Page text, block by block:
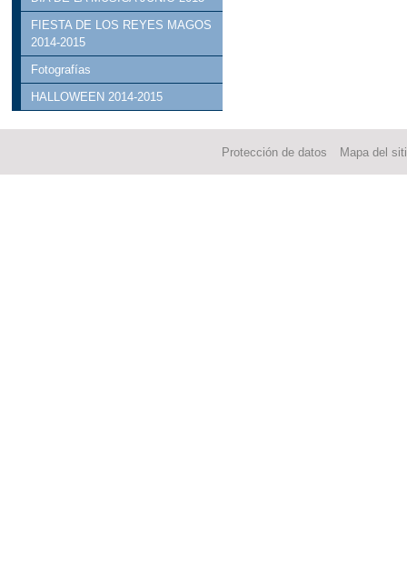
FIESTA DE LOS REYES MAGOS
2014-2015
Fotografías
HALLOWEEN 2014-2015
Protección de datos Mapa del